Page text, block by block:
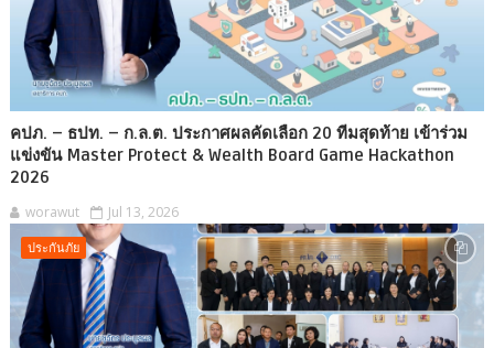
คปภ. – ธปท. – ก.ล.ต. ประกาศผลคัดเลือก 20 ทีมสุดท้าย เข้าร่วม
แข่งขัน Master Protect & Wealth Board Game Hackathon
2026
worawut Jul 13, 2026
ประกันภัย